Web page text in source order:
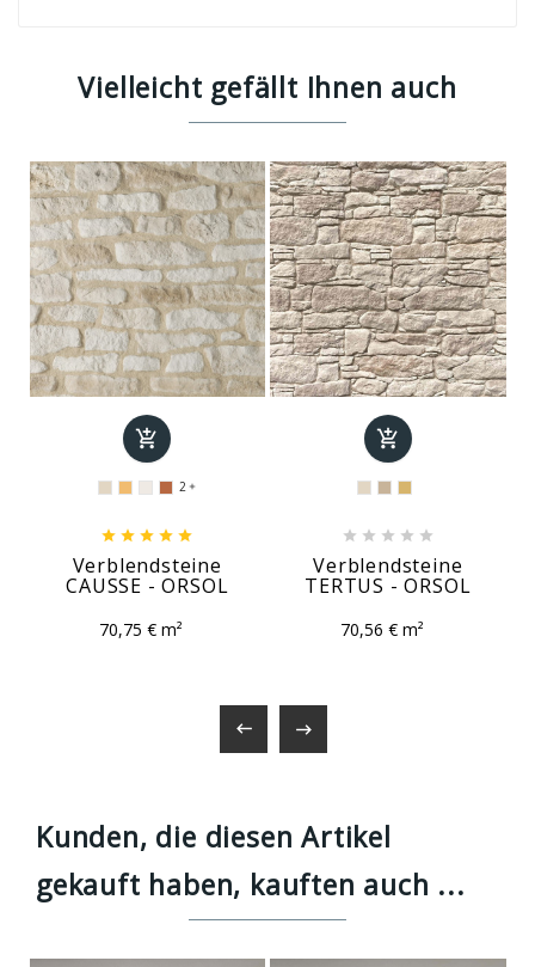
Vielleicht gefällt Ihnen auch

2 
    
Verblendsteine
CAUSSE - ORSOL
70,75 € m²

    
Verblendsteine
TERTUS - ORSOL
70,56 € m²
 
Kunden, die diesen Artikel
gekauft haben, kauften auch ...